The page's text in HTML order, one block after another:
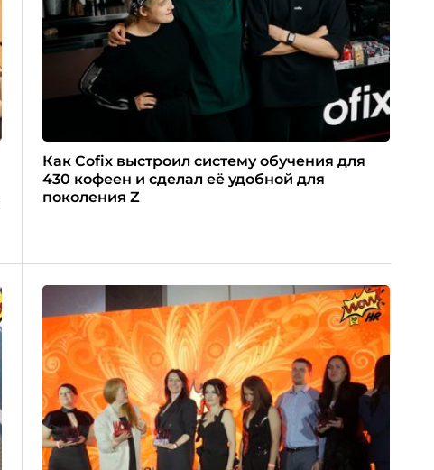
Как Cofix выстроил систему обучения для
430 кофеен и сделал её удобной для
поколения Z